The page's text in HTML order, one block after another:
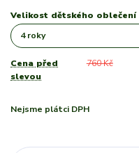
Velikost dětského oblečení
Cena před
slevou
760 Kč
Nejsme plátci DPH